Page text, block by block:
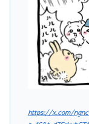
https://x.com/